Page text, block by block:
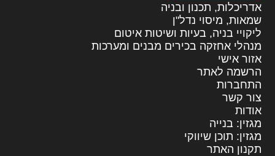
אדריכלות, תכנון ובניה
שמאות, מיסוי נדל"ן
ליקויי בניה, בעיות ושיטות איטום
מנהלי אחזקה בכירים מבנים ומערכות
אזור אישי
הרשמה לאתר
התחברות
צור קשר
אודות
מגזין: בנייה
מגזין: תוכן שיווקי
תקנון האתר